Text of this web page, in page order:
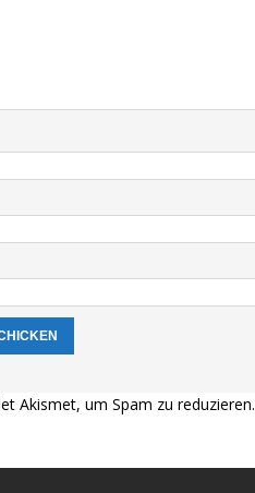
Akismet, um Spam zu reduzieren.